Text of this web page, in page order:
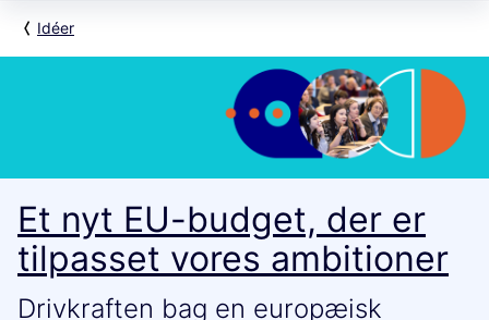
Idéer
Et nyt EU-budget, der er
tilpasset vores ambitioner
Drivkraften bag en europæisk